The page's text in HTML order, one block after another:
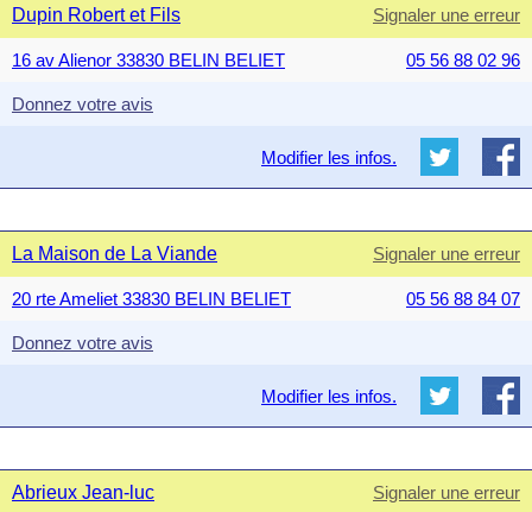
Dupin Robert et Fils Signaler une erreur
16 av Alienor 33830 BELIN BELIET 05 56 88 02 96
Donnez votre avis
Modifier les infos.
La Maison de La Viande Signaler une erreur
20 rte Ameliet 33830 BELIN BELIET 05 56 88 84 07
Donnez votre avis
Modifier les infos.
Abrieux Jean-luc Signaler une erreur